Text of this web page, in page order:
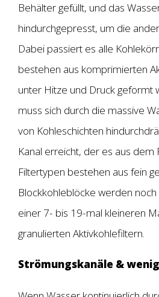
Behälter gefüllt, und das
hindurchgepresst, um die
Dabei passiert es alle
bestehen aus komprimierten
unter Hitze und Druck geformt
muss sich durch die massive
von Kohleschichten
Kanal erreicht, der es aus dem
Filtertypen bestehen aus fein
Blockkohleblöcke werden
einer 7- bis 19-mal kleineren
granulierten Aktivkohlefiltern.
Strömungskanäle &